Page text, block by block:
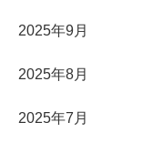
2025年9月
2025年8月
2025年7月